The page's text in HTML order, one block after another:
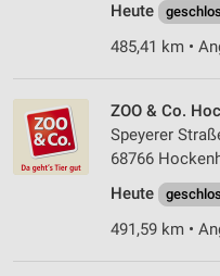
Heute
485,41 km •
ZOO & Co.
Speyerer
68766
Heute
491,59 km •